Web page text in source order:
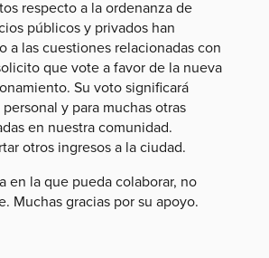
respecto a la ordenanza de
públicos y privados han
a las cuestiones relacionadas con
que vote a favor de la nueva
Su voto significará
y para muchas otras
en nuestra comunidad.
otros ingresos a la ciudad.
en la que pueda colaborar, no
Muchas gracias por su apoyo.